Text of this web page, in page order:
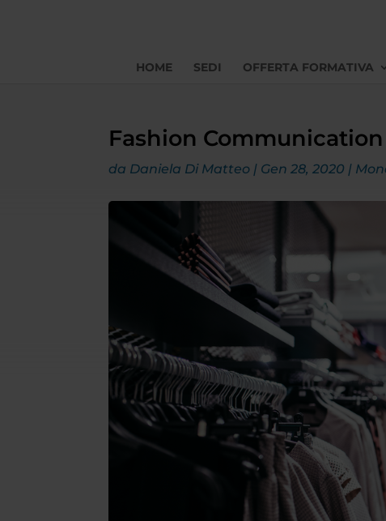
HOME SEDI OFFERTA FORMATIVA
Fashion
da Daniela Di Matteo | Gen 28, 2020 |